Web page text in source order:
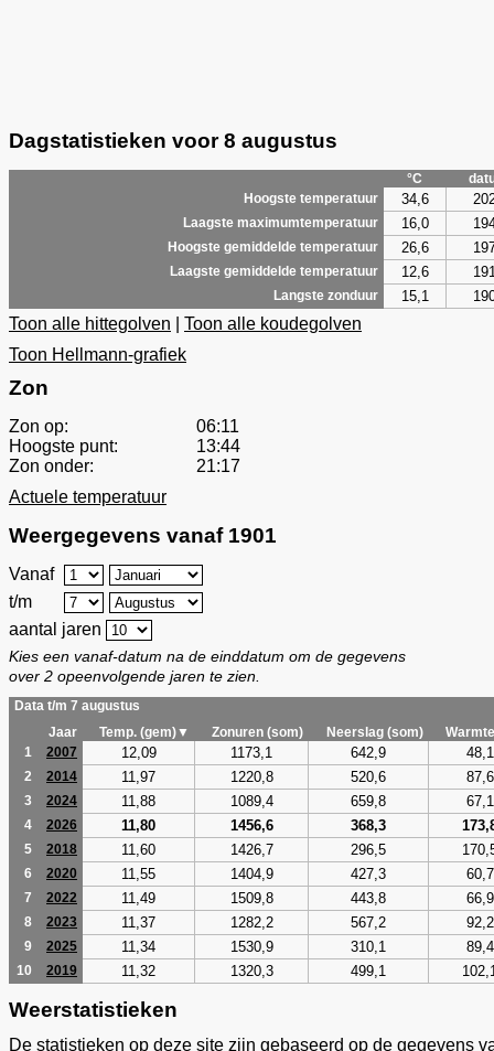
Dagstatistieken voor 8 augustus
°C
Hoogste temperatuur
34,6
Laagste maximumtemperatuur 16,0
Hoogste gemiddelde temperatuur 26,6
Laagste gemiddelde temperatuur 12,6
Langste zonduur 15,1
Toon alle hittegolven
Toon alle koudegolven
Toon Hellmann-grafiek
Zon
Zon op:
06:11
Hoogste punt:
13:44
Zon onder:
21:17
Actuele temperatuur
Weergegevens vanaf 1901
Vanaf
t/m
aantal jaren
Kies een vanaf-datum na de einddatum om de gegevens
over 2 opeenvolgende jaren te zien.
Data t/m 7 augustus
Jaar
Temp. (gem)▼ Zonuren (som) Neerslag (som)
1
2007 12,09 1173,1 642,9 48,1
2 2014 11,97 1220,8 520,6 87,6
3 2024 11,88 1089,4 659,8 67,1
4 2026 11,80 1456,6 368,3
5 2018 11,60 1426,7 296,5
6 2020 11,55 1404,9 427,3 60,7
7 2022 11,49 1509,8 443,8 66,9
8 2023 11,37 1282,2 567,2 92,2
9 2025 11,34 1530,9 310,1 89,4
10 2019 11,32 1320,3 499,1
Weerstatistieken
De statistieken op deze site zijn gebaseerd op de gegevens